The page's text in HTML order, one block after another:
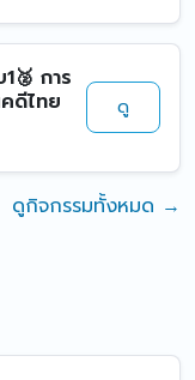
การ
ดีไทย
ดู
ดูกิจกรรมทั้งหมด →